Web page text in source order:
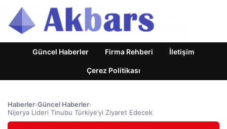
Güncel Haberler Firma Rehberi İletişim
Çerez Politikası
Haberler›Güncel Haberler›
Nijerya Lideri Tinubu Türkiye’yi Ziyaret Edecek